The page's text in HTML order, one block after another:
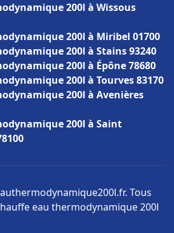
200l à Wissous
200l à Miribel 01700
200l à Stains 93240
200l à Épône 78680
200l à Tourves 83170
200l à Avenières
200l à Saint
Tous
eau thermodynamique 200l